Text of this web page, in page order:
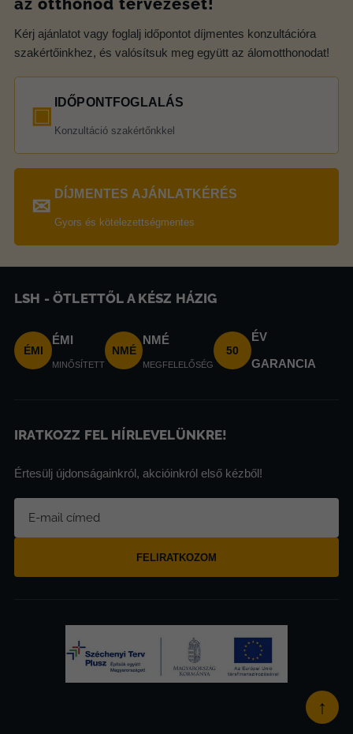
az otthonod tervezését!
Kérj ajánlatot vagy foglalj időpontot díjmentes konzultációra
szakértőinkhez, és valósítsuk meg együtt az álomotthonodat!
▣ IDŐPONTFOGLALÁS
Konzultáció szakértőnkkel
✉ DÍJMENTES AJÁNLATKÉRÉS
Gyors és kötelezettségmentes
LSH - ÖTLETTŐL A KÉSZ HÁZIG
ÉMI
ÉMI
MINŐSÍTETT
NMÉ
NMÉ
MEGFELELŐSÉG
50
ÉV
GARANCIA
IRATKOZZ FEL HÍRLEVELÜNKRE!
Értesülj újdonságainkról, akcióinkról első kézből!
FELIRATKOZOM
↑